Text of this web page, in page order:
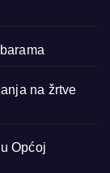
na žrtve
Općoj